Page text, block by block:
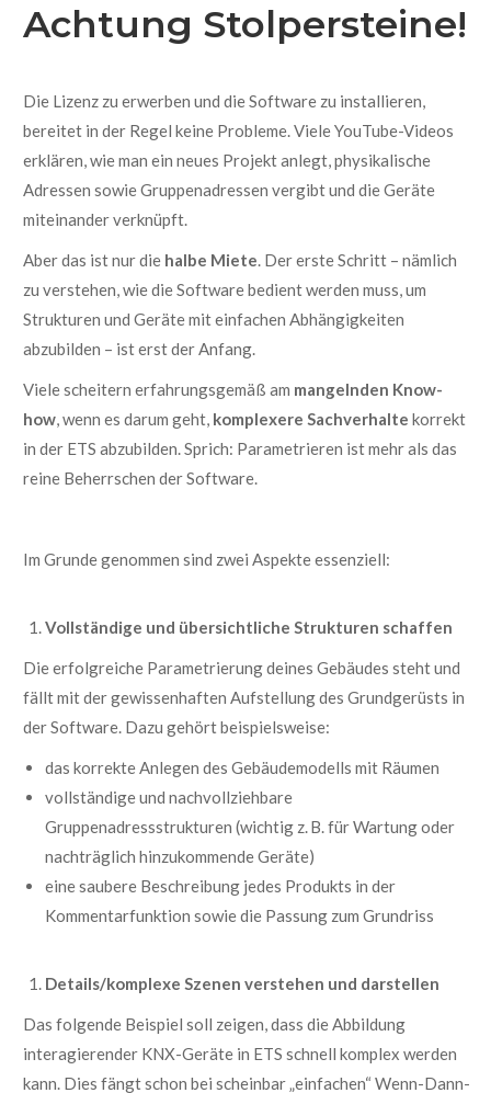
Achtung Stolpersteine!
Die Lizenz zu erwerben und die Software zu installieren,
bereitet in der Regel keine Probleme. Viele YouTube-Videos
erklären, wie man ein neues Projekt anlegt, physikalische
Adressen sowie Gruppenadressen vergibt und die Geräte
miteinander verknüpft.
Aber das ist nur die halbe Miete. Der erste Schritt – nämlich
zu verstehen, wie die Software bedient werden muss, um
Strukturen und Geräte mit einfachen Abhängigkeiten
abzubilden – ist erst der Anfang.
Viele scheitern erfahrungsgemäß am mangelnden Know-
how, wenn es darum geht, komplexere Sachverhalte korrekt
in der ETS abzubilden. Sprich: Parametrieren ist mehr als das
reine Beherrschen der Software.
Im Grunde genommen sind zwei Aspekte essenziell:
Vollständige und übersichtliche Strukturen schaffen
Die erfolgreiche Parametrierung deines Gebäudes steht und
fällt mit der gewissenhaften Aufstellung des Grundgerüsts in
der Software. Dazu gehört beispielsweise:
das korrekte Anlegen des Gebäudemodells mit Räumen
vollständige und nachvollziehbare
Gruppenadressstrukturen (wichtig z. B. für Wartung oder
nachträglich hinzukommende Geräte)
eine saubere Beschreibung jedes Produkts in der
Kommentarfunktion sowie die Passung zum Grundriss
Details/komplexe Szenen verstehen und darstellen
Das folgende Beispiel soll zeigen, dass die Abbildung
interagierender KNX-Geräte in ETS schnell komplex werden
kann. Dies fängt schon bei scheinbar „einfachen“ Wenn-Dann-